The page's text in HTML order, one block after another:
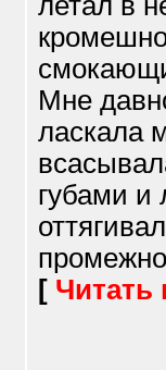
Мне
ласкала
губами и
[ Читать